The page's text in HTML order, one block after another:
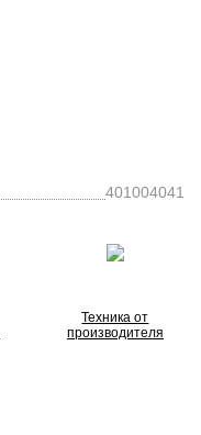
401004041
Техника от
производителя